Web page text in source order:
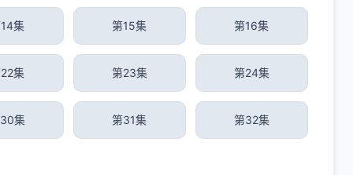
集 第15集 第16集
集 第23集 第24集
集 第31集 第32集